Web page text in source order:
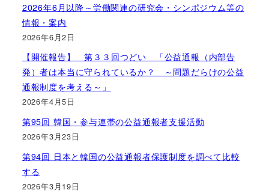
2026年6月以降～労働関連の研究会・シンポジウム等の
情報・案内
2026年6月2日
【開催報告】 第３３回つどい 「公益通報（内部告
発）者は本当に守られているか？ ～問題だらけの公益
通報制度を考える～」
2026年4月5日
第95回 韓国・参与連帯の公益通報者支援活動
2026年3月23日
第94回 日本と韓国の公益通報者保護制度を調べて比較
する
2026年3月19日